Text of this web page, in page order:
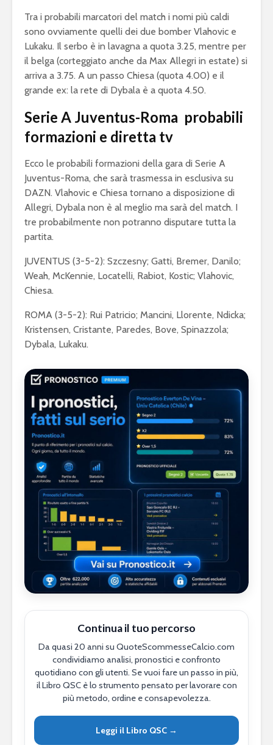
Tra i probabili marcatori del match i nomi più caldi
sono ovviamente quelli dei due bomber Vlahovic e
Lukaku. Il serbo è in lavagna a quota 3.25, mentre per
il belga (corteggiato anche da Max Allegri in estate) si
arriva a 3.75. A un passo Chiesa (quota 4.00) e il
grande ex: la rete di Dybala è a quota 4.50.
Serie A Juventus-Roma probabili
formazioni e diretta tv
Ecco le probabili formazioni della gara di Serie A
Juventus-Roma, che sarà trasmessa in esclusiva su
DAZN. Vlahovic e Chiesa tornano a disposizione di
Allegri, Dybala non è al meglio ma sarà del match. I
tre probabilmente non potranno disputare tutta la
partita.
JUVENTUS (3-5-2): Szczesny; Gatti, Bremer, Danilo;
Weah, McKennie, Locatelli, Rabiot, Kostic; Vlahovic,
Chiesa.
ROMA (3-5-2): Rui Patricio; Mancini, Llorente, Ndicka;
Kristensen, Cristante, Paredes, Bove, Spinazzola;
Dybala, Lukaku.
Continua il tuo percorso
Da quasi 20 anni su QuoteScommesseCalcio.com
condividiamo analisi, pronostici e confronto
quotidiano con gli utenti. Se vuoi fare un passo in più,
il Libro QSC è lo strumento pensato per lavorare con
più metodo, ordine e consapevolezza.
Leggi il Libro QSC →